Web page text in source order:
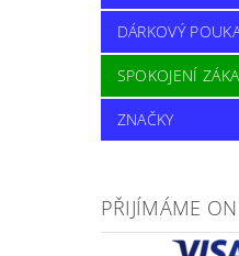
DÁRKOVÝ
SPOKOJENÍ
ZNAČKY
PŘIJÍMÁME